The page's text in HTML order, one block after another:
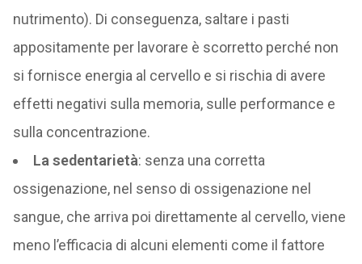
nutrimento). Di conseguenza, saltare i pasti
appositamente per lavorare è scorretto perché non
si fornisce energia al cervello e si rischia di avere
effetti negativi sulla memoria, sulle performance e
sulla concentrazione.
La sedentarietà: senza una corretta
ossigenazione, nel senso di ossigenazione nel
sangue, che arriva poi direttamente al cervello, viene
meno l’efficacia di alcuni elementi come il fattore